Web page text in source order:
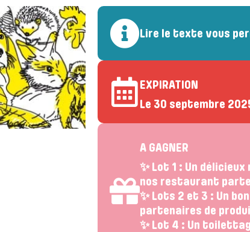
Lire le texte vous
EXPIRATION
Le 30 septembre
A GAGNER
✨ Lot 1 : Un
nos restaurant
✨ Lots 2 et 3 : Un
partenaires de
✨ Lot 4 : Un